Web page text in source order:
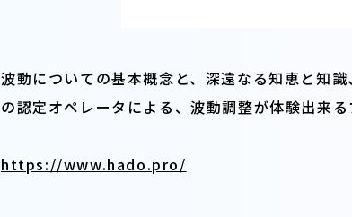
波動についての基本概念と、深遠なる知恵と知
の認定オペレータによる、波動調整が体験出来る
https://www.hado.pro/